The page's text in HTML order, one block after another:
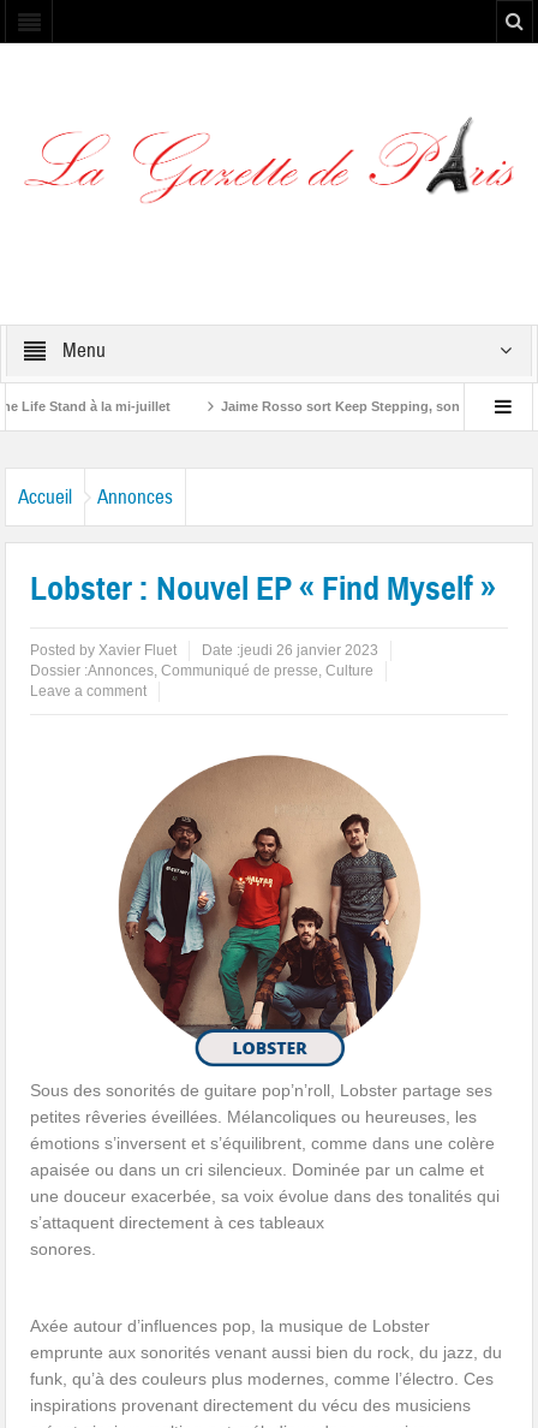
Menu
Stand à la mi-juillet Jaime Rosso sort Keep Stepping, son nouvel EP
Accueil Annonces
Lobster : Nouvel EP « Find Myself »
Posted byXavier Fluet Date :jeudi 26 janvier 2023
Dossier :Annonces,Communiqué de presse,Culture
Leave a comment
Sous des sonorités de guitare pop’n’roll, Lobster partage ses
petites rêveries éveillées. Mélancoliques ou heureuses, les
émotions s’inversent et s’équilibrent, comme dans une colère
apaisée ou dans un cri silencieux. Dominée par un calme et
une douceur exacerbée, sa voix évolue dans des tonalités qui
s’attaquent directement à ces tableaux
sonores.
Axée autour d’influences pop, la musique de Lobster
emprunte aux sonorités venant aussi bien du rock, du jazz, du
funk, qu’à des couleurs plus modernes, comme l’électro. Ces
inspirations provenant directement du vécu des musiciens